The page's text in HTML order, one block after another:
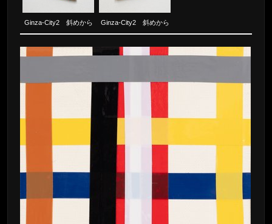
Ginza-City2 斜めから Ginza-City2 斜めから